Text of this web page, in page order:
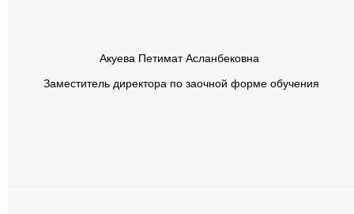
Акуева Петимат Асланбековна
Заместитель директора по заочной форме обучения